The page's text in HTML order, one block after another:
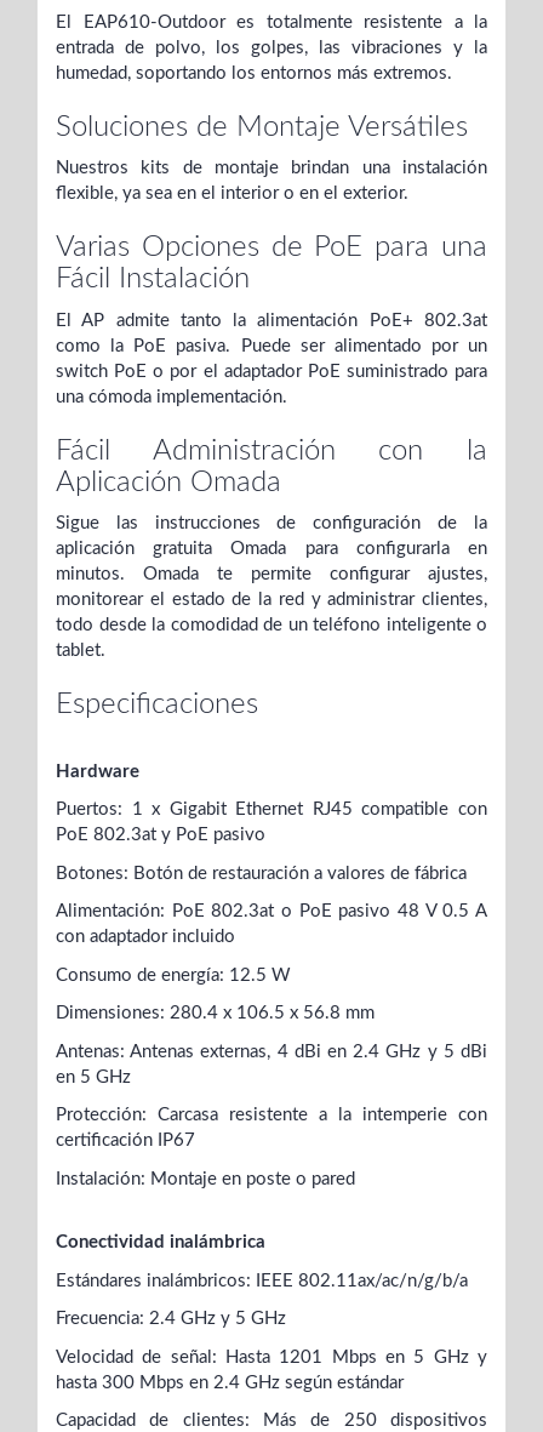
El EAP610-Outdoor es totalmente resistente a la
entrada de polvo, los golpes, las vibraciones y la
humedad, soportando los entornos más extremos.
Soluciones de Montaje Versátiles
Nuestros kits de montaje brindan una instalación
flexible, ya sea en el interior o en el exterior.
Varias Opciones de PoE para una
Fácil Instalación
El AP admite tanto la alimentación PoE+ 802.3at
como la PoE pasiva. Puede ser alimentado por un
switch PoE o por el adaptador PoE suministrado para
una cómoda implementación.
Fácil Administración con la
Aplicación Omada
Sigue las instrucciones de configuración de la
aplicación gratuita Omada para configurarla en
minutos. Omada te permite configurar ajustes,
monitorear el estado de la red y administrar clientes,
todo desde la comodidad de un teléfono inteligente o
tablet.
Especificaciones
Hardware
Puertos: 1 x Gigabit Ethernet RJ45 compatible con
PoE 802.3at y PoE pasivo
Botones: Botón de restauración a valores de fábrica
Alimentación: PoE 802.3at o PoE pasivo 48 V 0.5 A
con adaptador incluido
Consumo de energía: 12.5 W
Dimensiones: 280.4 x 106.5 x 56.8 mm
Antenas: Antenas externas, 4 dBi en 2.4 GHz y 5 dBi
en 5 GHz
Protección: Carcasa resistente a la intemperie con
certificación IP67
Instalación: Montaje en poste o pared
Conectividad inalámbrica
Estándares inalámbricos: IEEE 802.11ax/ac/n/g/b/a
Frecuencia: 2.4 GHz y 5 GHz
Velocidad de señal: Hasta 1201 Mbps en 5 GHz y
hasta 300 Mbps en 2.4 GHz según estándar
Capacidad de clientes: Más de 250 dispositivos